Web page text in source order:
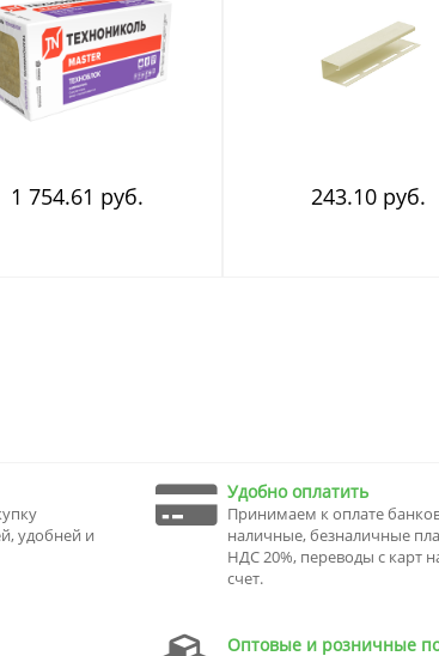
1 754.61 руб. 243.10 руб.
удобней и
Удобно оплатить
Принимаем к оплате
наличные, безналичные
НДС 20%, переводы с карт
счет.
Оптовые и розничные